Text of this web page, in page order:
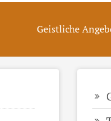
Geistliche